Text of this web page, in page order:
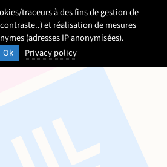
traceurs à des fins de gestion de
et réalisation de mesures
(adresses IP anonymisées).
Ok
Privacy policy
Paramétrage
Langue :
FR
Français